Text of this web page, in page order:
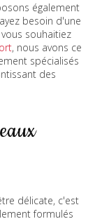
également
besoin d'une
souhaitiez
, nous avons ce
spécialisés
des
délicate, c'est
formulés